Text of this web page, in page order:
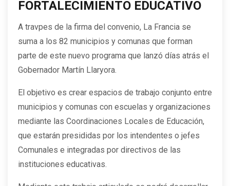
FORTALECIMIENTO EDUCATIVO
A travpes de la firma del convenio, La Francia se
suma a los 82 municipios y comunas que forman
parte de este nuevo programa que lanzó días atrás el
Gobernador Martín Llaryora.
El objetivo es crear espacios de trabajo conjunto entre
municipios y comunas con escuelas y organizaciones
mediante las Coordinaciones Locales de Educación,
que estarán presididas por los intendentes o jefes
Comunales e integradas por directivos de las
instituciones educativas.